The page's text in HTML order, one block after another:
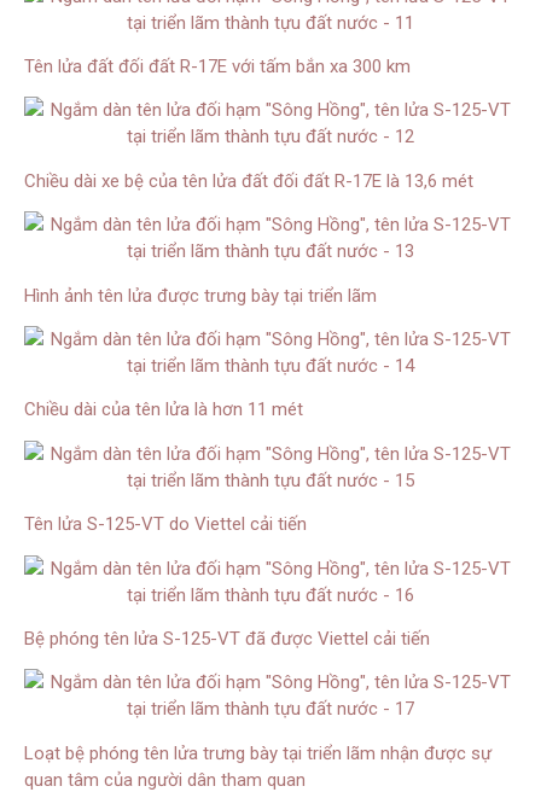
Tên lửa đất đối đất R-17E với tấm bắn xa 300 km
Chiều dài xe bệ của tên lửa đất đối đất R-17E là 13,6 mét
Hình ảnh tên lửa được trưng bày tại triển lãm
Chiều dài của tên lửa là hơn 11 mét
Tên lửa S-125-VT do Viettel cải tiến
Bệ phóng tên lửa S-125-VT đã được Viettel cải tiến
Loạt bệ phóng tên lửa trưng bày tại triển lãm nhận được sự
quan tâm của người dân tham quan